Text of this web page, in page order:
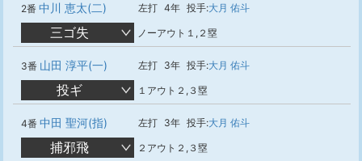
2番 中川 恵太(二) 左打 4年 投手:大月 佑斗
三ゴ失 ノーアウト１,２塁
3番 山田 淳平(一) 左打 3年 投手:大月 佑斗
投ギ １アウト２,３塁
4番 中田 聖河(指) 左打 3年 投手:大月 佑斗
捕邪飛 ２アウト２,３塁